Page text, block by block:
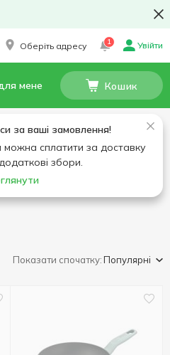
Оберіть адресу 1 Увійти
мене Кошик
за ваші замовлення!
можна сплатити за доставку
збори.
Показати спочатку:Популярні